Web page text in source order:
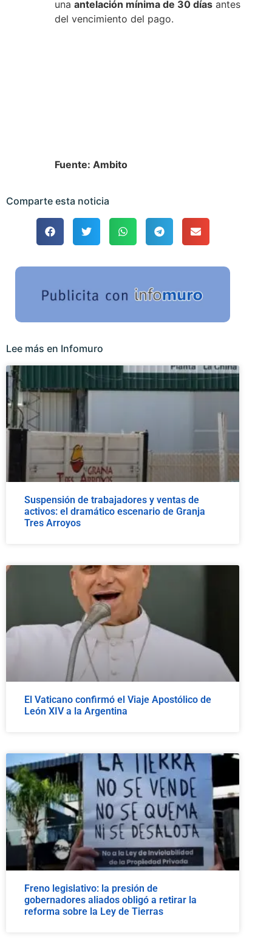
una antelación mínima de 30 días antes
del vencimiento del pago.
Fuente: Ambito
Comparte esta noticia
Lee más en Infomuro
Suspensión de trabajadores y ventas de
activos: el dramático escenario de Granja
Tres Arroyos
El Vaticano confirmó el Viaje Apostólico de
León XIV a la Argentina
Freno legislativo: la presión de
gobernadores aliados obligó a retirar la
reforma sobre la Ley de Tierras